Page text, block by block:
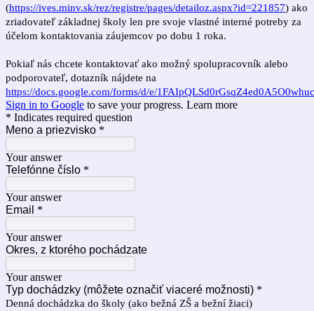
(https://ives.minv.sk/rez/registre/pages/detailoz.aspx?id=221857) ako
zriadovateľ základnej školy len pre svoje vlastné interné potreby za
účelom kontaktovania záujemcov po dobu 1 roka.
Pokiaľ nás chcete kontaktovať ako možný spolupracovník alebo
podporovateľ, dotazník nájdete na
https://docs.google.com/forms/d/e/
Sign in to Google to save your progress. Learn more
* Indicates required question
Meno a priezvisko *
Your answer
Telefónne číslo *
Your answer
Email *
Your answer
Okres, z ktorého pochádzate
Your answer
Typ dochádzky (môžete označiť viaceré možnosti) *
Denná dochádzka do školy (ako bežná ZŠ a bežní žiaci)